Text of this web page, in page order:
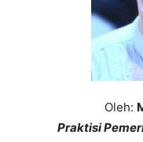
Oleh:
Praktisi